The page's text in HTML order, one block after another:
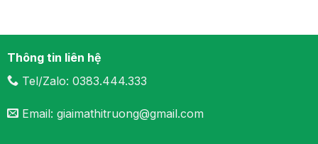
Thông tin liên hệ
Tel/Zalo: 0383.444.333
Email: giaimathitruong@gmail.com